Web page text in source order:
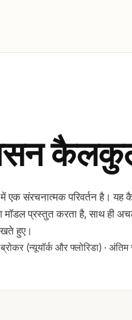
एक संरचनात्मक परिवर्तन है।
प्रस्तुत करता है, साथ ही
हुए।
(न्यूयॉर्क और फ्लोरिडा) · अंतिम